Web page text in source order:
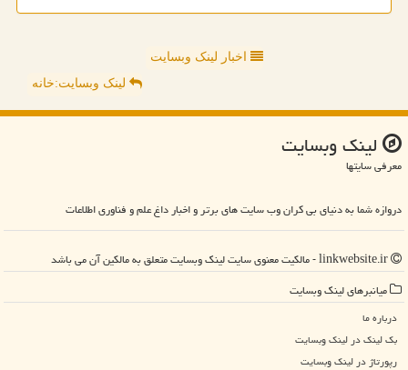
اخبار لینک وبسایت
لینک وبسایت:خانه
لینك وبسایت
معرفی سایتها
دروازه شما به دنیای بی کران وب سایت های برتر و اخبار داغ علم و فناوری اطلاعات
میانبرهای لینك وبسایت
درباره ما
بک لینک در لینك وبسایت
رپورتاژ در لینك وبسایت